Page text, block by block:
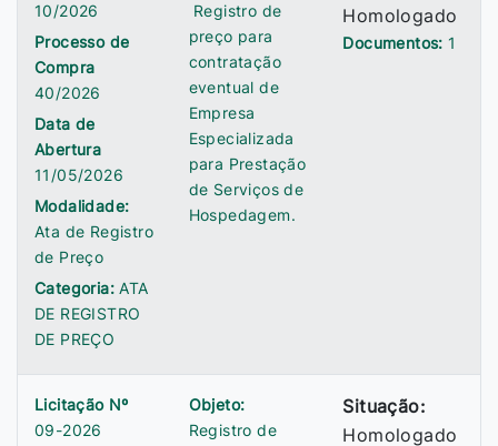
10/2026
Processo de
Compra
40/2026
Data de
Abertura
11/05/2026
Modalidade:
Ata de Registro
de Preço
Categoria:ATA
DE REGISTRO
DE PREÇO
Registro de
preço para
contratação
eventual de
Empresa
Especializada
para Prestação
de Serviços de
Hospedagem.
Homologado
Documentos: 1
Licitação Nº
09-2026
Objeto:
Registro de
Situação:
Homologado